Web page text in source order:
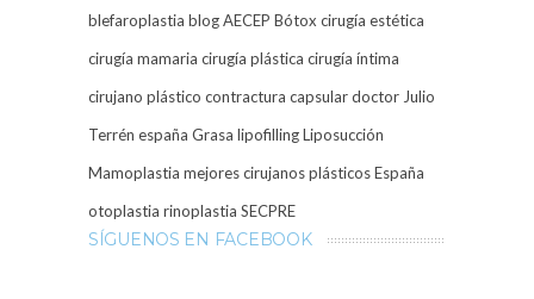
blefaroplastia blog AECEP Bótox cirugía estética
cirugía mamaria cirugía plástica cirugía íntima
cirujano plástico contractura capsulardoctor Julio
Terrén españa Grasa lipofillingLiposucción
Mamoplastia mejores cirujanos plásticos España
otoplastia rinoplastia SECPRE
SÍGUENOS EN FACEBOOK